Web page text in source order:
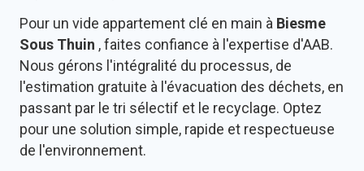
Pour un vide appartement clé en main à Biesme
Sous Thuin , faites confiance à l'expertise d'AAB.
Nous gérons l'intégralité du processus, de
l'estimation gratuite à l'évacuation des déchets, en
passant par le tri sélectif et le recyclage. Optez
pour une solution simple, rapide et respectueuse
de l'environnement.